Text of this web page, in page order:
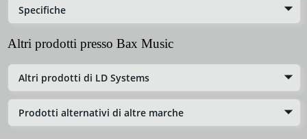
Specifiche
Altri prodotti presso Bax Music
Altri prodotti di LD Systems
Prodotti alternativi di altre marche